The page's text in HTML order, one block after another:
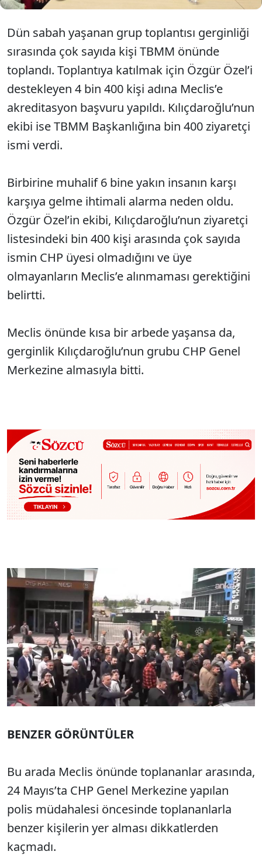
Dün sabah yaşanan grup toplantısı gerginliği
sırasında çok sayıda kişi TBMM önünde
toplandı. Toplantıya katılmak için Özgür Özel’i
destekleyen 4 bin 400 kişi adına Meclis’e
akreditasyon başvuru yapıldı. Kılıçdaroğlu’nun
ekibi ise TBMM Başkanlığına bin 400 ziyaretçi
ismi verdi.
Birbirine muhalif 6 bine yakın insanın karşı
karşıya gelme ihtimali alarma neden oldu.
Özgür Özel’in ekibi, Kılıçdaroğlu’nun ziyaretçi
listesindeki bin 400 kişi arasında çok sayıda
ismin CHP üyesi olmadığını ve üye
olmayanların Meclis’e alınmaması gerektiğini
belirtti.
Meclis önünde kısa bir arbede yaşansa da,
gerginlik Kılıçdaroğlu’nun grubu CHP Genel
Merkezine almasıyla bitti.
BENZER GÖRÜNTÜLER
Bu arada Meclis önünde toplananlar arasında,
24 Mayıs’ta CHP Genel Merkezine yapılan
polis müdahalesi öncesinde toplananlarla
benzer kişilerin yer alması dikkatlerden
kaçmadı.